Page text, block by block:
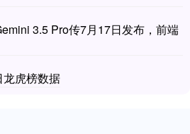
3.5 Pro传7月17日发布，前端
虎榜数据